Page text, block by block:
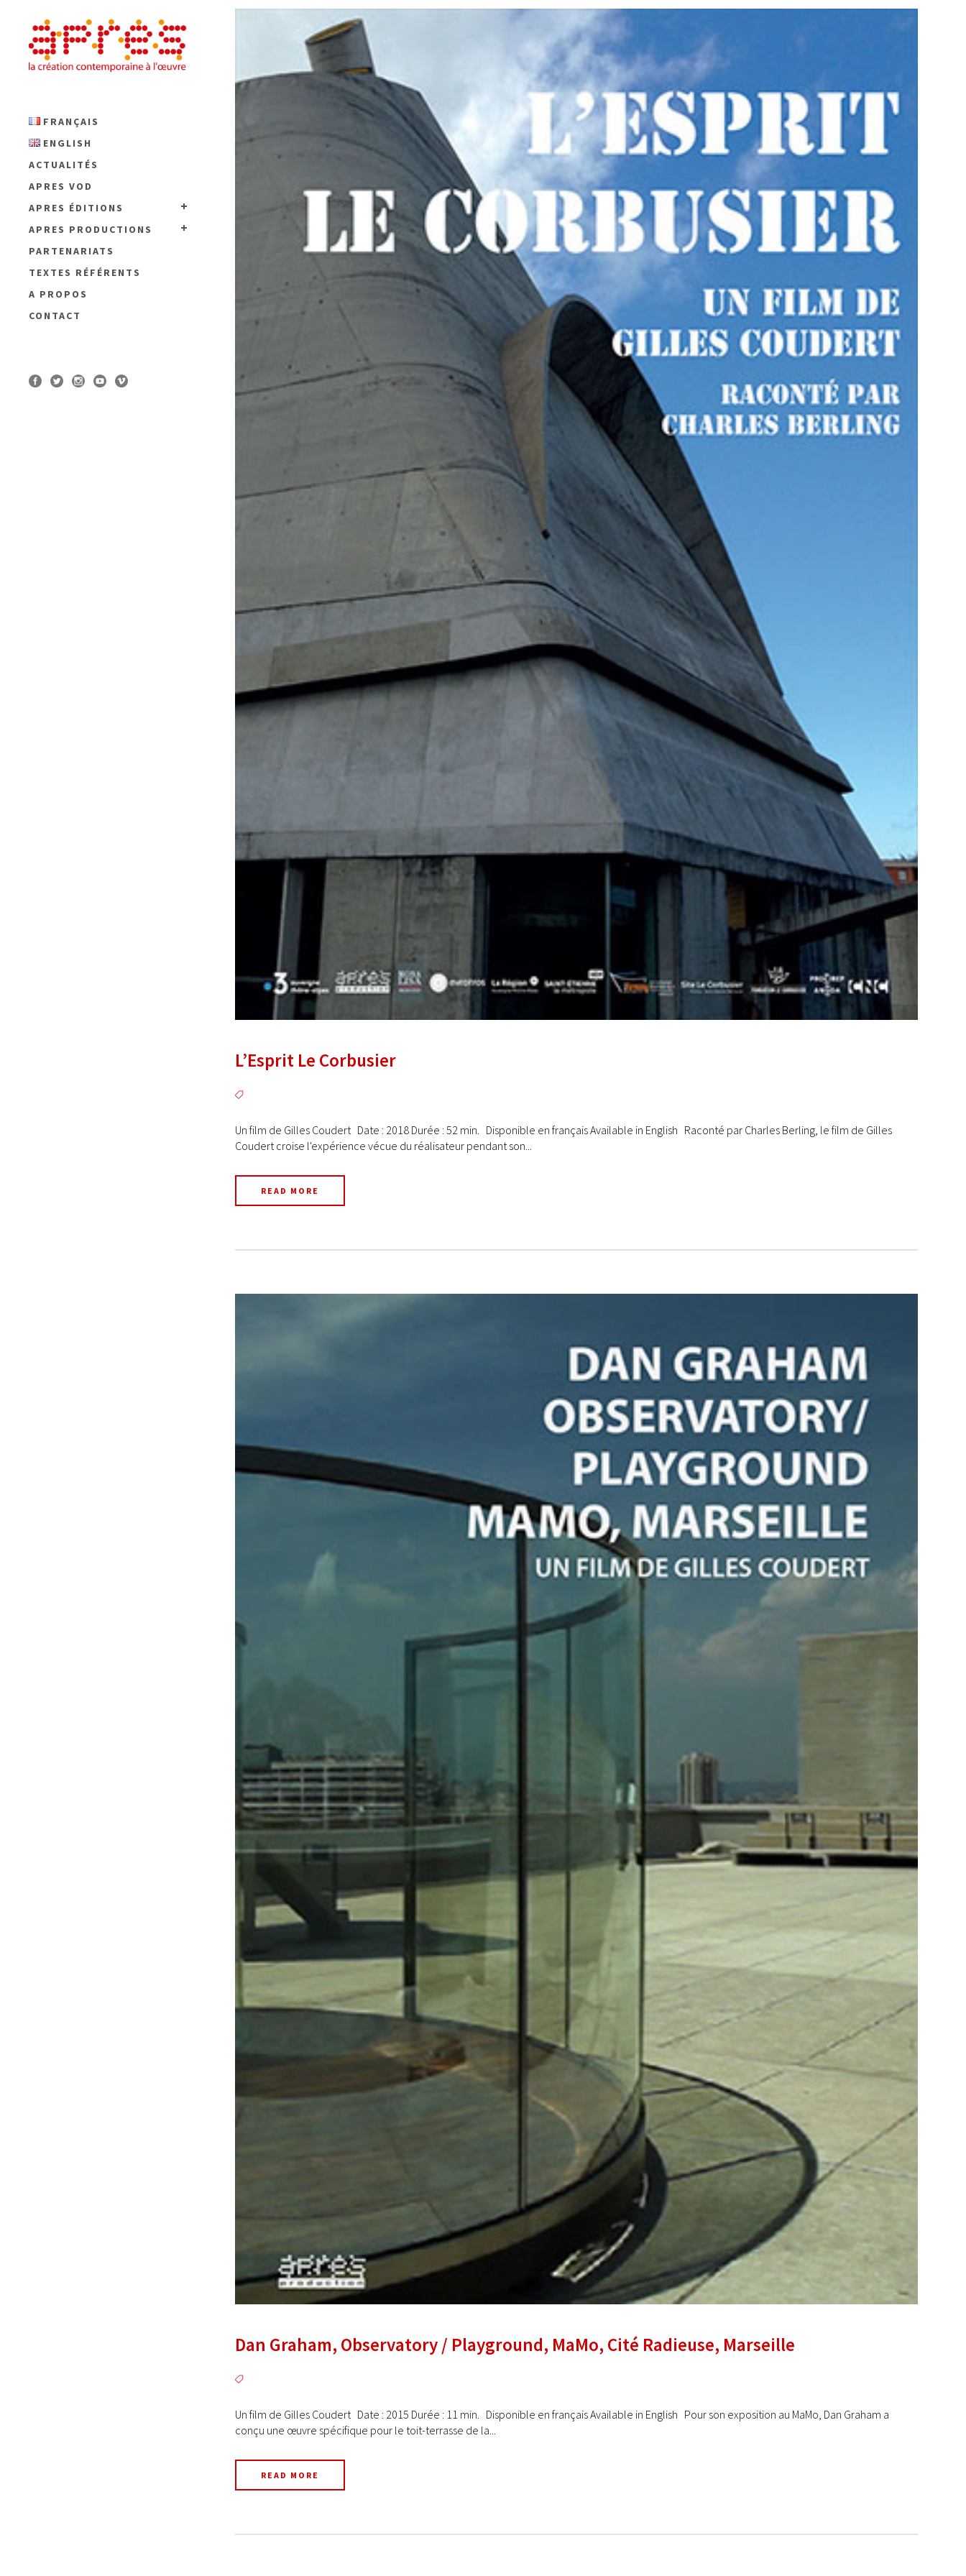
FRANÇAIS
ENGLISH
ACTUALITÉS
APRES VOD
APRES ÉDITIONS
APRES PRODUCTIONS
PARTENARIATS
TEXTES RÉFÉRENTS
A PROPOS
CONTACT
L’Esprit Le Corbusier
Un film de Gilles Coudert Date : 2018 Durée : 52 min. Disponible en français Available in English Raconté par Charles Berling, le film de Gilles
Coudert croise l'expérience vécue du réalisateur pendant son...
READ MORE
Dan Graham, Observatory / Playground, MaMo, Cité Radieuse, Marseille
Un film de Gilles Coudert Date : 2015 Durée : 11 min. Disponible en français Available in English Pour son exposition au MaMo, Dan Graham a
conçu une œuvre spécifique pour le toit-terrasse de la...
READ MORE